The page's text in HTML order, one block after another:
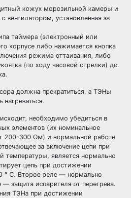
кожух морозильной камеры и
вентилятором, установленная за
таймера (электронный или
корпусе либо нажимается кнопка
режима оттаивания, либо
(по ходу часовой стрелки) до
должна прекратиться, а ТЭНы
нагреваться.
необходимо убедиться в
элементов (их номинальное
200-300 Ом) и нормальной работе
за включение цепи при
температуры, является нормально
цепь при достижении
° С. Второе реле — нормально
— защита испарителя от перегрева.
ТЭНа при достижении